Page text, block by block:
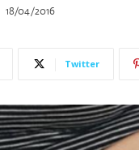
18/04/2016
Twitter